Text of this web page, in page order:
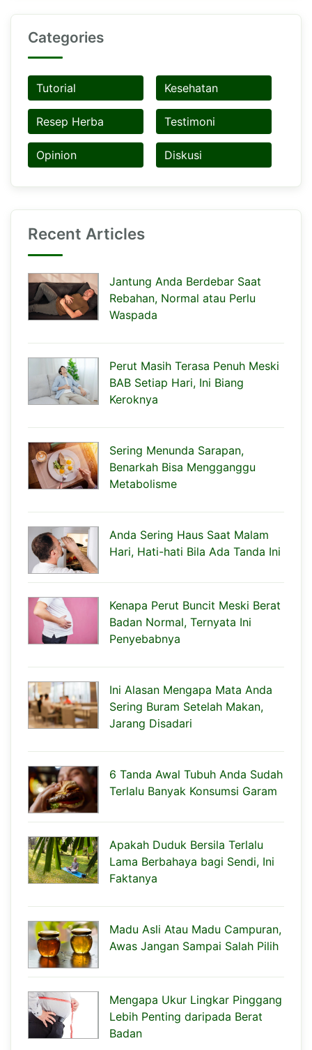
Categories
Tutorial Kesehatan
Resep Herba Testimoni
Opinion Diskusi
Recent Articles
Jantung Anda Berdebar Saat
Rebahan, Normal atau Perlu
Waspada
Perut Masih Terasa Penuh Meski
BAB Setiap Hari, Ini Biang
Keroknya
Sering Menunda Sarapan,
Benarkah Bisa Mengganggu
Metabolisme
Anda Sering Haus Saat Malam
Hari, Hati-hati Bila Ada Tanda Ini
Kenapa Perut Buncit Meski Berat
Badan Normal, Ternyata Ini
Penyebabnya
Ini Alasan Mengapa Mata Anda
Sering Buram Setelah Makan,
Jarang Disadari
6 Tanda Awal Tubuh Anda Sudah
Terlalu Banyak Konsumsi Garam
Apakah Duduk Bersila Terlalu
Lama Berbahaya bagi Sendi, Ini
Faktanya
Madu Asli Atau Madu Campuran,
Awas Jangan Sampai Salah Pilih
Mengapa Ukur Lingkar Pinggang
Lebih Penting daripada Berat
Badan